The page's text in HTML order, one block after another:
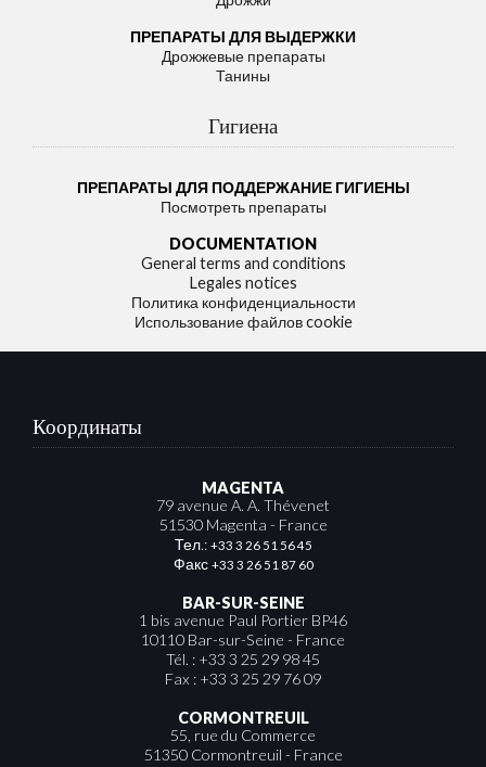
ПРЕПАРАТЫ ДЛЯ ВЫДЕРЖКИ
Дрожжевые препараты
Танины
Гигиена
ПРЕПАРАТЫ ДЛЯ ПОДДЕРЖАНИЕ ГИГИЕНЫ
Посмотреть препараты
DOCUMENTATION
General terms and conditions
Legales notices
Политика конфиденциальности
Использование файлов cookie
Координаты
MAGENTA
79 avenue A. A. Thévenet
51530 Magenta - France
Тел.: +33 3 26 51 56 45
Факс +33 3 26 51 87 60
BAR-SUR-SEINE
1 bis avenue Paul Portier BP46
10110 Bar-sur-Seine - France
Tél. : +33 3 25 29 98 45
Fax : +33 3 25 29 76 09
CORMONTREUIL
55, rue du Commerce
51350 Cormontreuil - France